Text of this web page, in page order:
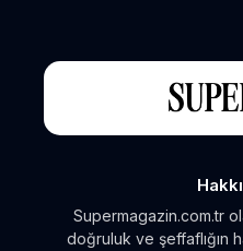
Supermagazin.com.tr
doğruluk ve şeffaflığın